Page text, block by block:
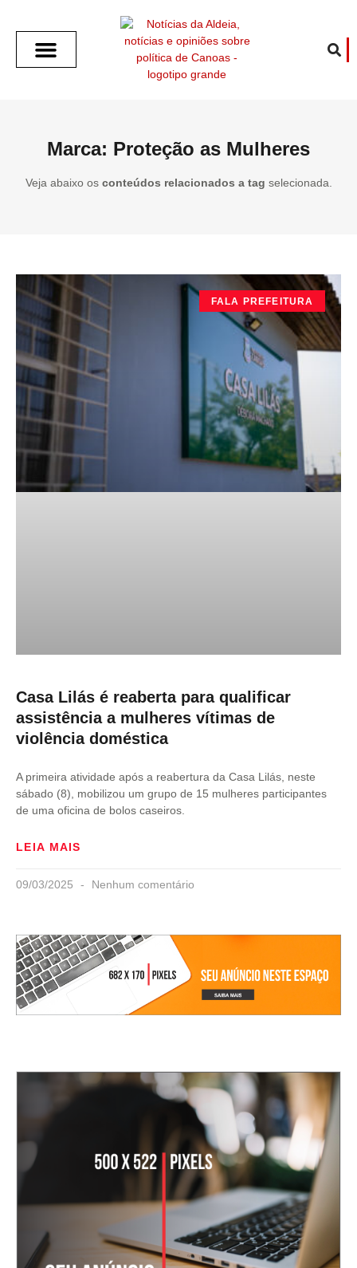
Marca: Proteção as Mulheres
Veja abaixo os conteúdos relacionados a tag selecionada.
FALA PREFEITURA
Casa Lilás é reaberta para qualificar
assistência a mulheres vítimas de
violência doméstica
A primeira atividade após a reabertura da Casa Lilás, neste
sábado (8), mobilizou um grupo de 15 mulheres participantes
de uma oficina de bolos caseiros.
LEIA MAIS
09/03/2025 Nenhum comentário